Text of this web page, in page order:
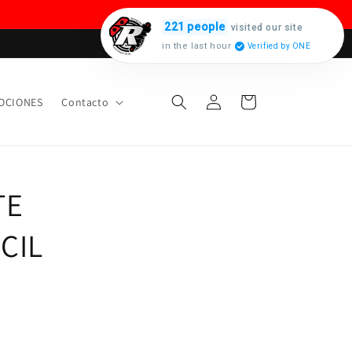
Contacto
Iniciar
sesión
Carrito
221 people visited our site
in the last hour Verified by ONE